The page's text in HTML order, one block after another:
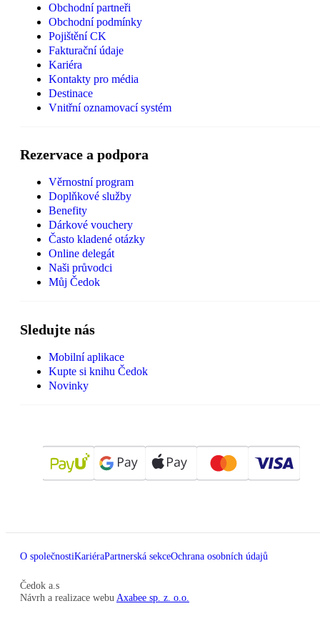
Obchodní partneři
Obchodní podmínky
Pojištění CK
Fakturační údaje
Kariéra
Kontakty pro média
Destinace
Vnitřní oznamovací systém
Rezervace a podpora
Věrnostní program
Doplňkové služby
Benefity
Dárkové vouchery
Často kladené otázky
Online delegát
Naši průvodci
Můj Čedok
Sledujte nás
Mobilní aplikace
Kupte si knihu Čedok
Novinky
O společnostiKariéraPartnerská sekceOchrana osobních údajů
Čedok a.s
Návrh a realizace webu Axabee sp. z. o.o.